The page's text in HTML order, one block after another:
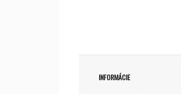
INFORMÁCIE